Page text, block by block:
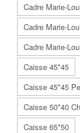
Cadre Marie-
Cadre Marie-
Cadre Marie-
Caisse 45*45
Caisse 45*45
Caisse 50*40
Caisse 65*50